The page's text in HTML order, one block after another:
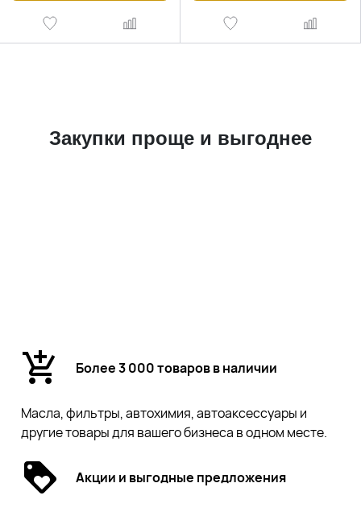
Закупки проще и выгоднее
Более 3 000 товаров в наличии
Масла, фильтры, автохимия, автоаксессуары и
другие товары для вашего бизнеса в одном месте.
Акции и выгодные предложения